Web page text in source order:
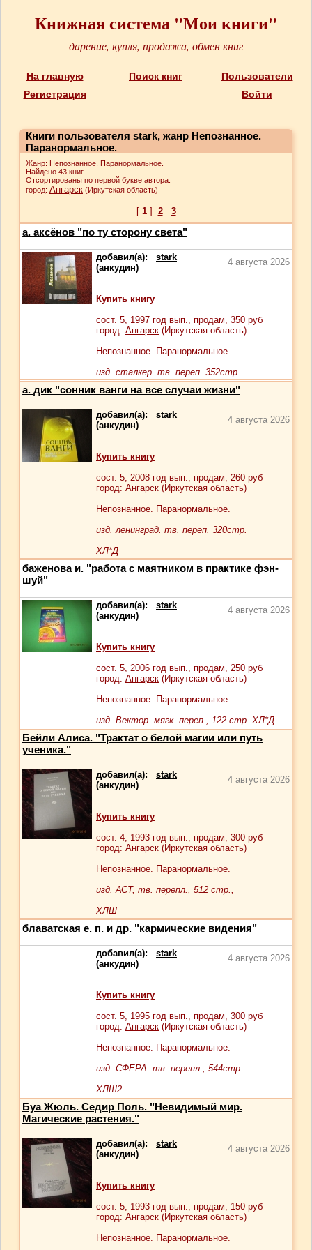
Книжная система "Мои книги"
дарение, купля, продажа, обмен книг
На главную Поиск книг
Пользователи
Регистрация
Войти
Книги пользователя stark, жанр Непознанное.
Паранормальное.
Жанр: Непознанное. Паранормальное.
Найдено 43 книг
Отсортированы по первой букве автора.
город: Ангарск (Иркутская область)
[ 1] 2 3
а. аксёнов "по ту сторону света"
добавил(а): stark
(анкудин)
4 августа 2026
Купить книгу
сост. 5, 1997 год вып., продам, 350 руб
город: Ангарск (Иркутская область)
Непознанное. Паранормальное.
изд. сталкер. тв. переп. 352стр.
а. дик "сонник ванги на все случаи жизни"
добавил(а): stark
(анкудин)
4 августа 2026
Купить книгу
сост. 5, 2008 год вып., продам, 260 руб
город: Ангарск (Иркутская область)
Непознанное. Паранормальное.
изд. ленинград. тв. переп. 320стр.
ХЛ*Д
баженова и. "работа с маятником в практике фэн-
шуй"
добавил(а): stark
(анкудин)
4 августа 2026
Купить книгу
сост. 5, 2006 год вып., продам, 250 руб
город: Ангарск (Иркутская область)
Непознанное. Паранормальное.
изд. Вектор. мягк. переп., 122 стр. ХЛ*Д
Бейли Алиса. "Трактат о белой магии или путь
ученика."
добавил(а): stark
(анкудин)
4 августа 2026
Купить книгу
сост. 4, 1993 год вып., продам, 300 руб
город: Ангарск (Иркутская область)
Непознанное. Паранормальное.
изд. АСТ, тв. перепл., 512 стр.,
ХЛШ
блаватская е. п. и др. "кармические видения"
добавил(а): stark
(анкудин)
4 августа 2026
Купить книгу
сост. 5, 1995 год вып., продам, 300 руб
город: Ангарск (Иркутская область)
Непознанное. Паранормальное.
изд. СФЕРА. тв. перепл., 544стр.
ХЛШ2
Буа Жюль. Седир Поль. "Невидимый мир.
Магические растения."
добавил(а): stark
(анкудин)
4 августа 2026
Купить книгу
сост. 5, 1993 год вып., продам, 150 руб
город: Ангарск (Иркутская область)
Непознанное. Паранормальное.